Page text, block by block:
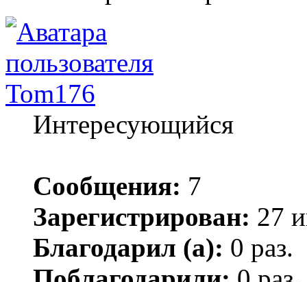
Tom176
Интересующийся
Сообщения: 7
Зарегистрирован: 27
Благодарил (а): 0 раз.